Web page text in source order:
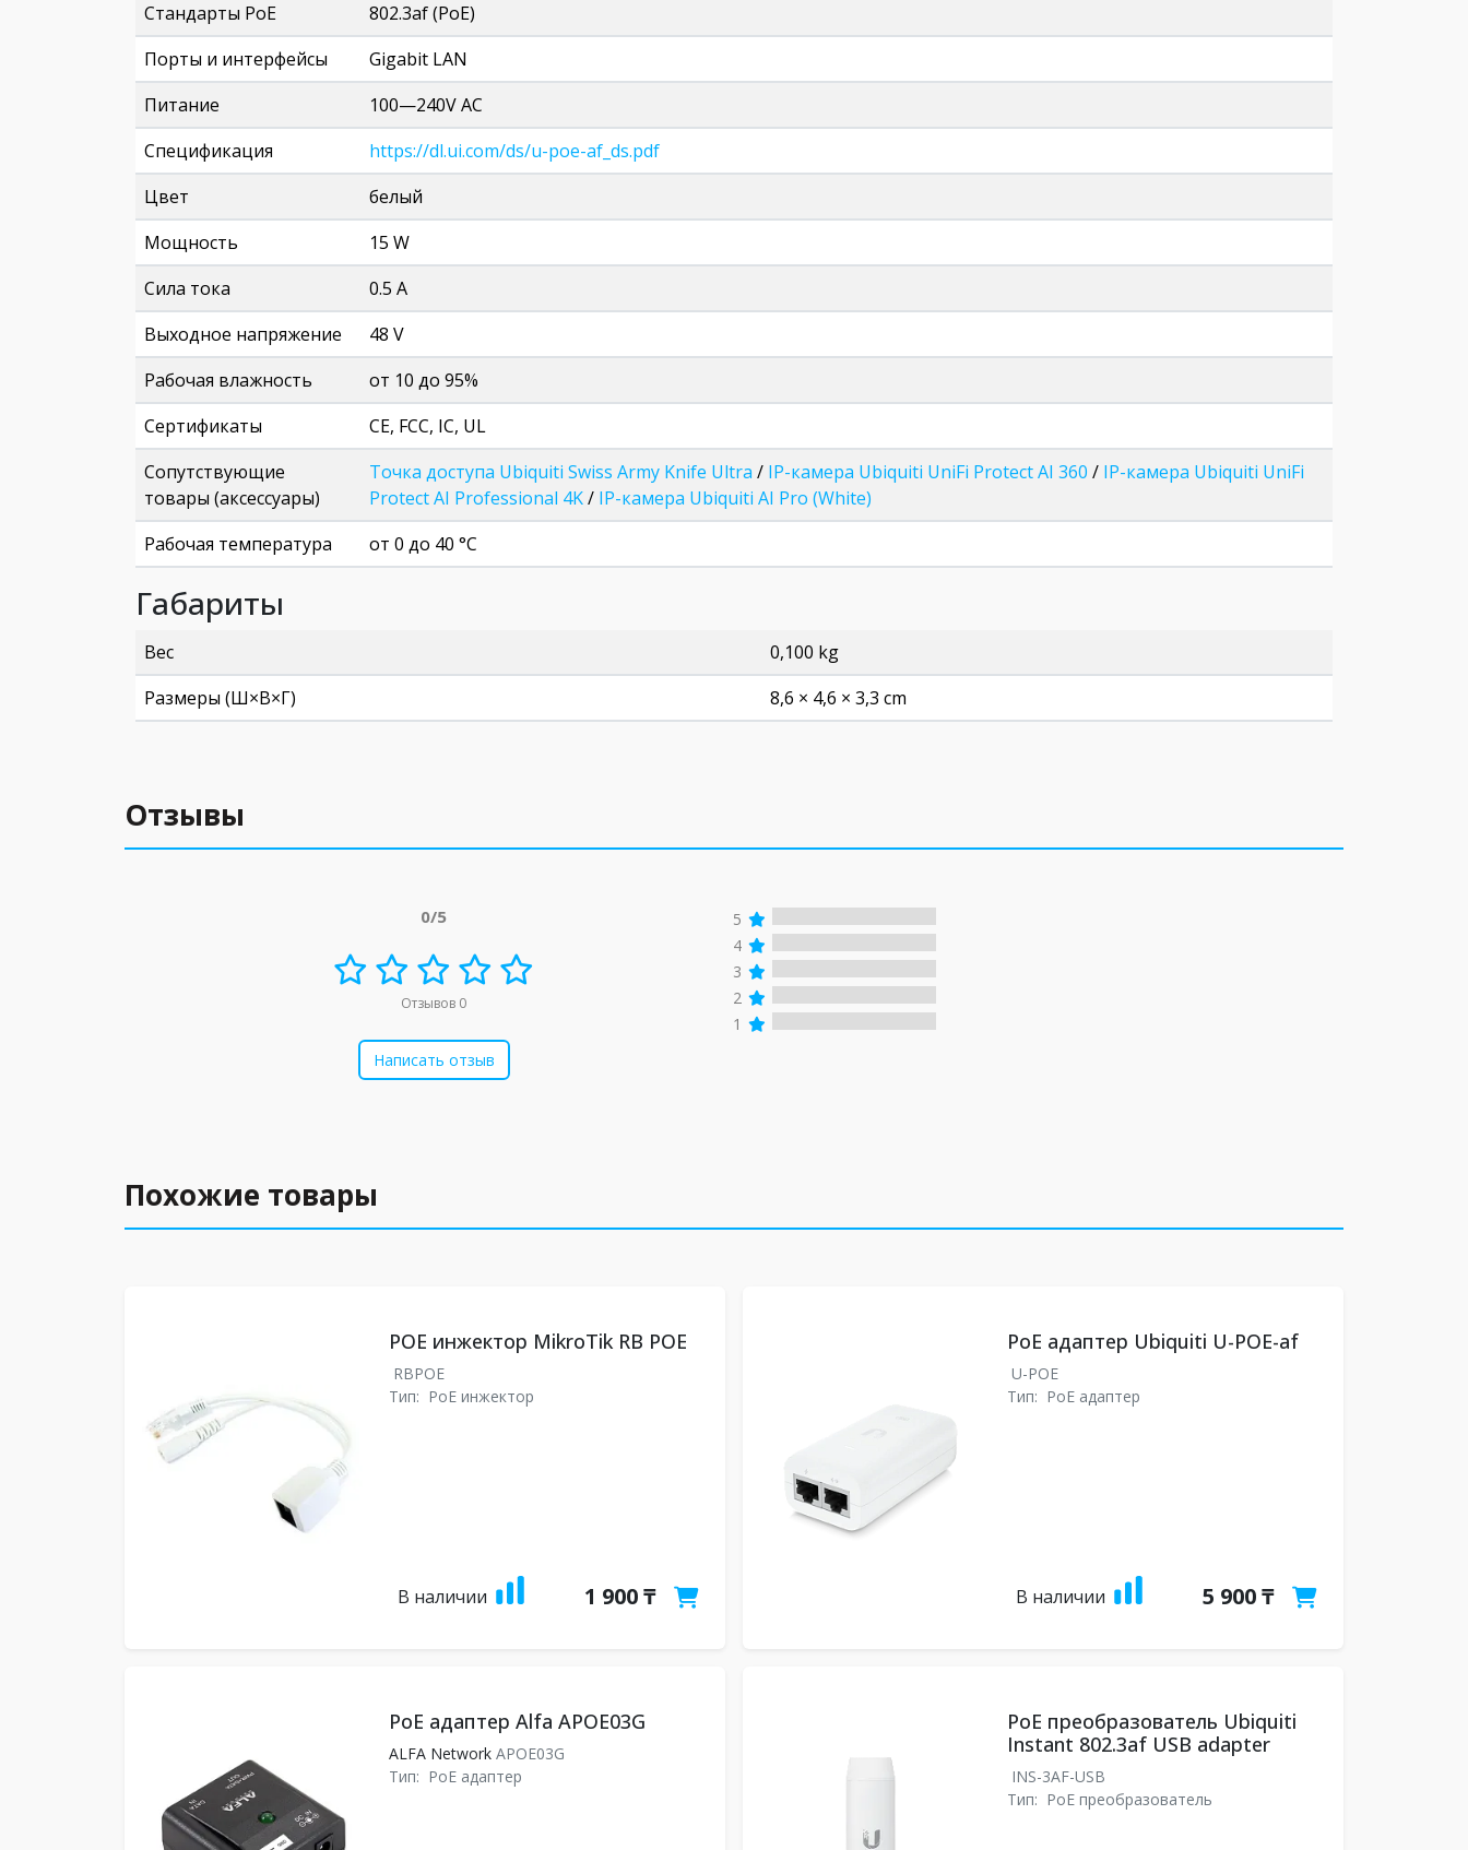
Стандарты PoE
802.3af (PoE)
Порты и интерфейсы
Gigabit LAN
Питание
100—240V AC
Спецификация
https://dl.ui.com/ds/u-poe-af_ds.pdf
Цвет
белый
Мощность
15 W
Сила тока
0.5 A
Выходное напряжение
48 V
Рабочая влажность
от 10 до 95%
Сертификаты
CE, FCC, IC, UL
Сопутствующие
товары (аксессуары)
Точка доступа Ubiquiti Swiss Army Knife Ultra / IP-камера Ubiquiti UniFi Protect AI 360 / IP-камера Ubiquiti UniFi
Protect AI Professional 4K/ IP-камера Ubiquiti AI Pro (White)
Рабочая температура
от 0 до 40 °C
Габариты
Вес
0,100 kg
Размеры (Ш×В×Г)
8,6 × 4,6 × 3,3 cm
Отзывы
0/5
Отзывов 0
Написать отзыв
5
4
3
2
1
Похожие товары
POE инжектор MikroTik RB POE
RBPOE
Тип: PoE инжектор
В наличии 1 900 ₸
PoE адаптер Ubiquiti U-POE-af
U-POE
Тип: PoE адаптер
В наличии 5 900 ₸
PoE адаптер Alfa APOE03G
ALFA NetworkAPOE03G
Тип: PoE адаптер
PoE преобразователь Ubiquiti
Instant 802.3af USB adapter
INS-3AF-USB
Тип: PoE преобразователь